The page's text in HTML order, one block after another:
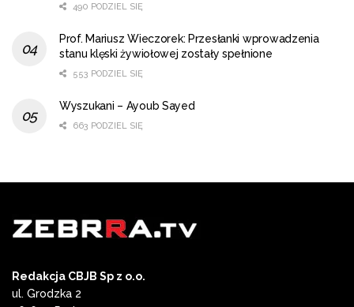
490 PODZIEL SIĘ
Prof. Mariusz Wieczorek: Przesłanki wprowadzenia
stanu klęski żywiołowej zostały spełnione
553 PODZIEL SIĘ
Wyszukani – Ayoub Sayed
663 PODZIEL SIĘ
Redakcja CBJB Sp z o.o.
ul. Grodzka 2